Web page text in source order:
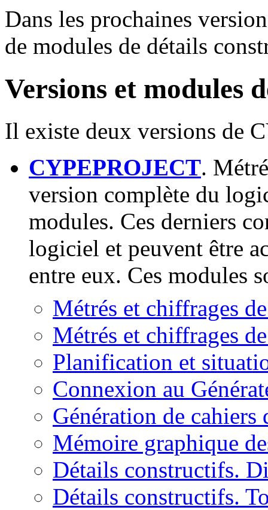
Dans les prochaines
de modules de détails
Versions et modules
Il existe deux versions de
CYPEPROJECT.
version complète du
modules. Ces derniers
logiciel et peuvent être
entre eux. Ces modules
Métrés et chiffrages
Métrés et chiffrages
Planification et
Connexion au
Génération de cahiers
Mémoire graphique
Détails constructifs.
Détails constructifs.